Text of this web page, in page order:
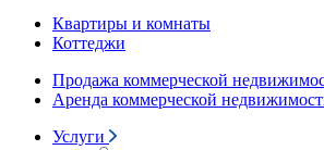
Квартиры и комнаты
Коттеджи
Продажа коммерческой
Аренда коммерческой
Услуги